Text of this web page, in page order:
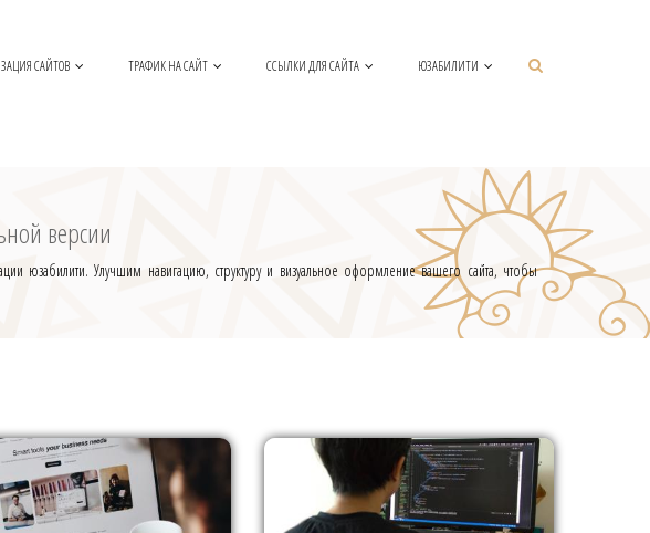
САЙТОВ ТРАФИК НА САЙТ ССЫЛКИ ДЛЯ САЙТА ЮЗАБИЛИТИ
версии
юзабилити. Улучшим навигацию, структуру и визуальное оформление вашего сайта, чтобы